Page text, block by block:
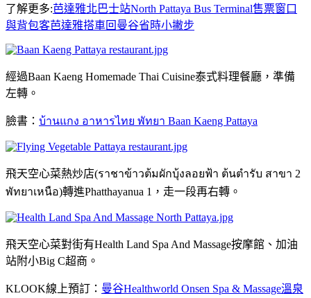
了解更多:芭達雅北巴士站North Pattaya Bus Terminal售票窗口
與背包客芭達雅搭車回曼谷省時小撇步
經過Baan Kaeng Homemade Thai Cuisine泰式料理餐廳，準備
左轉。
臉書： บ้านแกง อาหารไทย พัทยา Baan Kaeng Pattaya
飛天空心菜熱炒店(ราชาข้าวต้มผักบุ้งลอยฟ้า ต้นตำรับ สาขา 2
พัทยาเหนือ)轉進Phatthayanua 1，走一段再右轉。
飛天空心菜對街有Health Land Spa And Massage按摩館、加油
站附小Big C超商。
KLOOK線上預訂： 曼谷Healthworld Onsen Spa & Massage溫泉